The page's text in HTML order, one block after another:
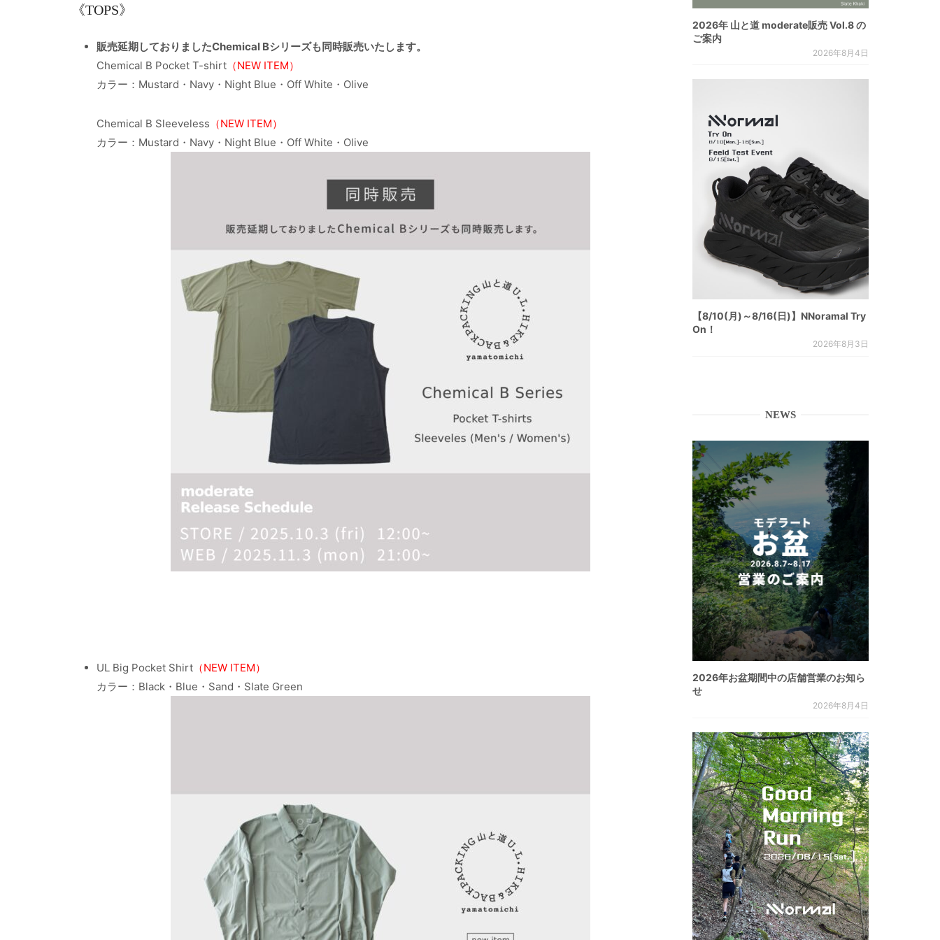
《TOPS》
販売延期しておりましたChemical Bシリーズも同時販売いたします。
Chemical B Pocket T-shirt （NEW ITEM）
カラー：Mustard・Navy・Night Blue・Off White・Olive
Chemical B Sleeveless （NEW ITEM）
カラー：Mustard・Navy・Night Blue・Off White・Olive
UL Big Pocket Shirt （NEW ITEM）
カラー：Black・Blue・Sand・Slate Green
2026年 山と道 moderate販売 Vol.8 の
ご案内
2026年8月4日
【8/10(月)～8/16(日)】NNoramal Try
On！
2026年8月3日
NEWS
2026年お盆期間中の店舗営業のお知ら
せ
2026年8月4日